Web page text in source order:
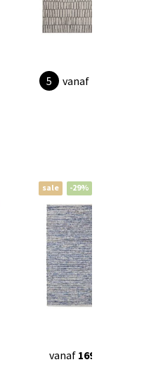
vanaf
sale -29%
vanaf 169,90